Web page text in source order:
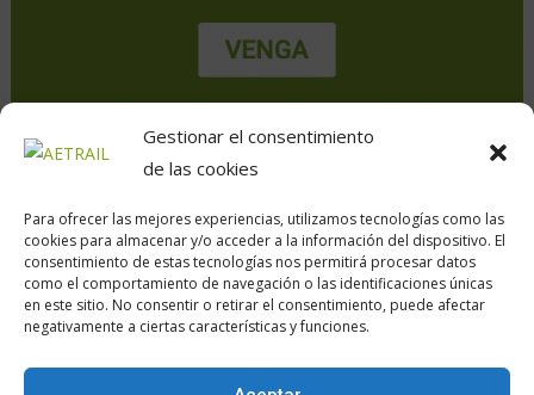
Gestionar el consentimiento
de las cookies
Para ofrecer las mejores experiencias, utilizamos tecnologías como las
cookies para almacenar y/o acceder a la información del dispositivo. El
consentimiento de estas tecnologías nos permitirá procesar datos
como el comportamiento de navegación o las identificaciones únicas
en este sitio. No consentir o retirar el consentimiento, puede afectar
negativamente a ciertas características y funciones.
Calle Daoiz, 12, Madrid